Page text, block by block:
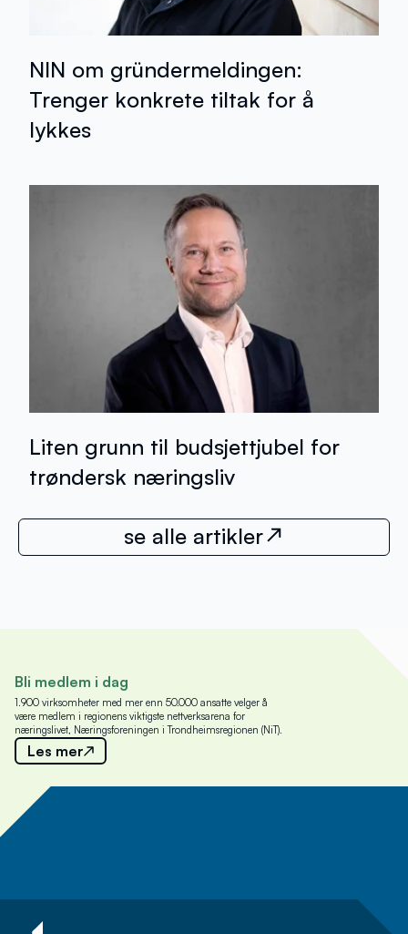
NIN om gründermeldingen:
Trenger konkrete tiltak for å
lykkes
Liten grunn til budsjettjubel for
trøndersk næringsliv
se alle artikler
Bli medlem i dag
1.900 virksomheter med mer enn 50.000 ansatte velger å
være medlem i regionens viktigste nettverksarena for
næringslivet, Næringsforeningen i Trondheimsregionen (NiT).
Les mer